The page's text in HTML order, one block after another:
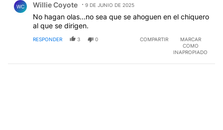
WC Willie Coyote 9 DE JUNIO DE 2025
No hagan olas...no sea que se ahoguen en el chiquero
al que se dirigen.
RESPONDER 3 0 COMPARTIR
MARCAR
COMO
INAPROPIADO